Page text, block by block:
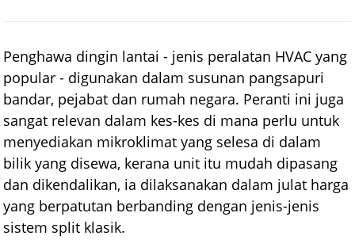
Penghawa dingin lantai - jenis peralatan HVAC yang
popular - digunakan dalam susunan pangsapuri
bandar, pejabat dan rumah negara. Peranti ini juga
sangat relevan dalam kes-kes di mana perlu untuk
menyediakan mikroklimat yang selesa di dalam
bilik yang disewa, kerana unit itu mudah dipasang
dan dikendalikan, ia dilaksanakan dalam julat harga
yang berpatutan berbanding dengan jenis-jenis
sistem split klasik.